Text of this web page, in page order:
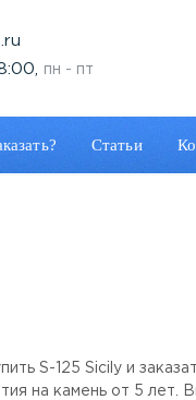
пн - пт
Статьи
S-125 Sicily и
на камень от 5 лет.